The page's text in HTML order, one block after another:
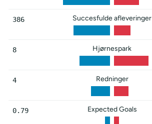
386 Succesfulde afleveringer
8 Hjørnespark
4 Redninger
0.79 Expected Goals